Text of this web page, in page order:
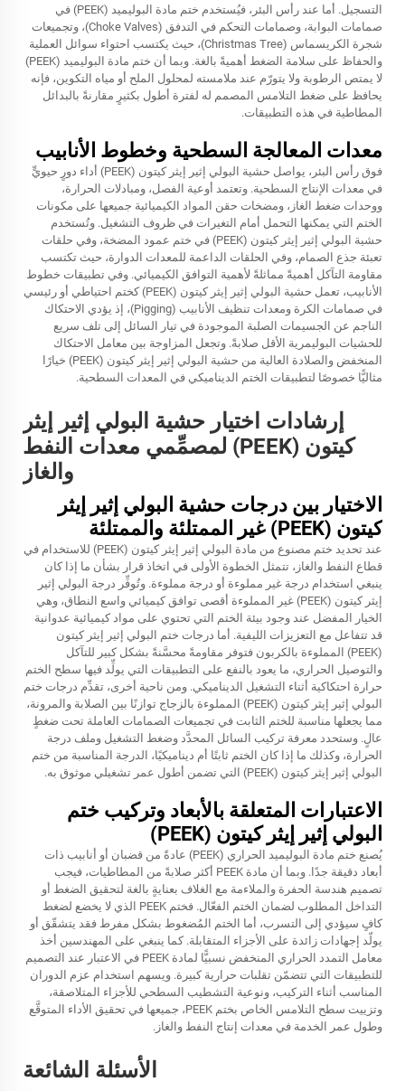
التسجيل. أما عند رأس البئر، فيُستخدم ختم مادة البوليميد (PEEK) في
صمامات البوابة، وصمامات التحكم في التدفق (Choke Valves)، وتجميعات
شجرة الكريسماس (Christmas Tree)، حيث يكتسب احتواء سوائل العملية
والحفاظ على سلامة الضغط أهميةً بالغة. وبما أن ختم مادة البوليميد (PEEK)
لا يمتص الرطوبة ولا يتورّم عند ملامسته لمحلول الملح أو مياه التكوين، فإنه
يحافظ على ضغط التلامس المصمم له لفترة أطول بكثيرٍ مقارنةً بالبدائل
المطاطية في هذه التطبيقات.
معدات المعالجة السطحية وخطوط الأنابيب
فوق رأس البئر، يواصل حشية البولي إثير إيثر كيتون (PEEK) أداء دورٍ حيويٍّ
في معدات الإنتاج السطحية. وتعتمد أوعية الفصل، ومبادلات الحرارة،
ووحدات ضغط الغاز، ومضخات حقن المواد الكيميائية جميعها على مكونات
الختم التي يمكنها التحمل أمام التغيرات في ظروف التشغيل. وتُستخدم
حشية البولي إثير إيثر كيتون (PEEK) في ختم عمود المضخة، وفي حلقات
تعبئة جذع الصمام، وفي الحلقات الداعمة للمعدات الدوارة، حيث تكتسب
مقاومة التآكل أهميةً مماثلةً لأهمية التوافق الكيميائي. وفي تطبيقات خطوط
الأنابيب، تعمل حشية البولي إثير إيثر كيتون (PEEK) كختم احتياطي أو رئيسي
في صمامات الكرة ومعدات تنظيف الأنابيب (Pigging)، إذ يؤدي الاحتكاك
الناجم عن الجسيمات الصلبة الموجودة في تيار السائل إلى تلف سريع
للحشيات البوليمرية الأقل صلابةً. وتجعل المزاوجة بين معامل الاحتكاك
المنخفض والصلادة العالية من حشية البولي إثير إيثر كيتون (PEEK) خيارًا
مثاليًّا خصوصًا لتطبيقات الختم الديناميكي في المعدات السطحية.
إرشادات اختيار حشية البولي إثير إيثر
كيتون (PEEK) لمصمِّمي معدات النفط
والغاز
الاختيار بين درجات حشية البولي إثير إيثر
كيتون (PEEK) غير الممتلئة والممتلئة
عند تحديد ختم مصنوع من مادة البولي إثير إيثر كيتون (PEEK) للاستخدام في
قطاع النفط والغاز، تتمثل الخطوة الأولى في اتخاذ قرار بشأن ما إذا كان
ينبغي استخدام درجة غير مملوءة أو درجة مملوءة. وتُوفِّر درجة البولي إثير
إيثر كيتون (PEEK) غير المملوءة أقصى توافق كيميائي واسع النطاق، وهي
الخيار المفضل عند وجود بيئة الختم التي تحتوي على مواد كيميائية عدوانية
قد تتفاعل مع التعزيزات الليفية. أما درجات ختم البولي إثير إيثر كيتون
(PEEK) المملوءة بالكربون فتوفر مقاومةً محسَّنةً بشكل كبير للتآكل
والتوصيل الحراري، ما يعود بالنفع على التطبيقات التي يولِّد فيها سطح الختم
حرارة احتكاكية أثناء التشغيل الديناميكي. ومن ناحية أخرى، تقدِّم درجات ختم
البولي إثير إيثر كيتون (PEEK) المملوءة بالزجاج توازنًا بين الصلابة والمرونة،
مما يجعلها مناسبة للختم الثابت في تجميعات الصمامات العاملة تحت ضغطٍ
عالٍ. وستحدد معرفة تركيب السائل المحدَّد وضغط التشغيل وملف درجة
الحرارة، وكذلك ما إذا كان الختم ثابتًا أم ديناميكيًا، الدرجة المناسبة من ختم
البولي إثير إيثر كيتون (PEEK) التي تضمن أطول عمر تشغيلي موثوق به.
الاعتبارات المتعلقة بالأبعاد وتركيب ختم
البولي إثير إيثر كيتون (PEEK)
يُصنع ختم مادة البوليميد الحراري (PEEK) عادةً من قضبان أو أنابيب ذات
أبعاد دقيقة جدًا. وبما أن مادة PEEK أكثر صلابةً من المطاطيات، فيجب
تصميم هندسة الحفرة والملاءمة مع الغلاف بعنايةٍ بالغة لتحقيق الضغط أو
التداخل المطلوب لضمان الختم الفعّال. فختم PEEK الذي لا يخضع لضغط
كافٍ سيؤدي إلى التسرب، أما الختم المُضغوط بشكل مفرط فقد يتشقّق أو
يولّد إجهادات زائدة على الأجزاء المتقابلة. كما ينبغي على المهندسين أخذ
معامل التمدد الحراري المنخفض نسبيًّا لمادة PEEK في الاعتبار عند التصميم
للتطبيقات التي تتضمّن تقلبات حرارية كبيرة. ويسهم استخدام عزم الدوران
المناسب أثناء التركيب، ونوعية التشطيب السطحي للأجزاء المتلاصقة،
وتزييت سطح التلامس الخاص بختم PEEK، جميعها في تحقيق الأداء المتوقَّع
وطول عمر الخدمة في معدات إنتاج النفط والغاز.
الأسئلة الشائعة